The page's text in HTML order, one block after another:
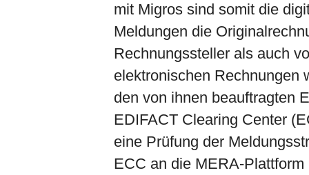
mit Migros sind somit die
Meldungen die
Rechnungssteller als auch
elektronischen Rechnungen
den von ihnen beauftragten
EDIFACT Clearing Center
eine Prüfung der
ECC an die MERA-